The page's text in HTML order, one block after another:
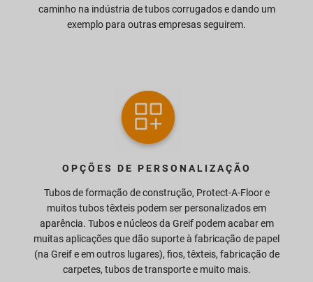
caminho na indústria de tubos corrugados e dando um
exemplo para outras empresas seguirem.
OPÇÕES DE PERSONALIZAÇÃO
Tubos de formação de construção, Protect-A-Floor e
muitos tubos têxteis podem ser personalizados em
aparência. Tubos e núcleos da Greif podem acabar em
muitas aplicações que dão suporte à fabricação de papel
(na Greif e em outros lugares), fios, têxteis, fabricação de
carpetes, tubos de transporte e muito mais.